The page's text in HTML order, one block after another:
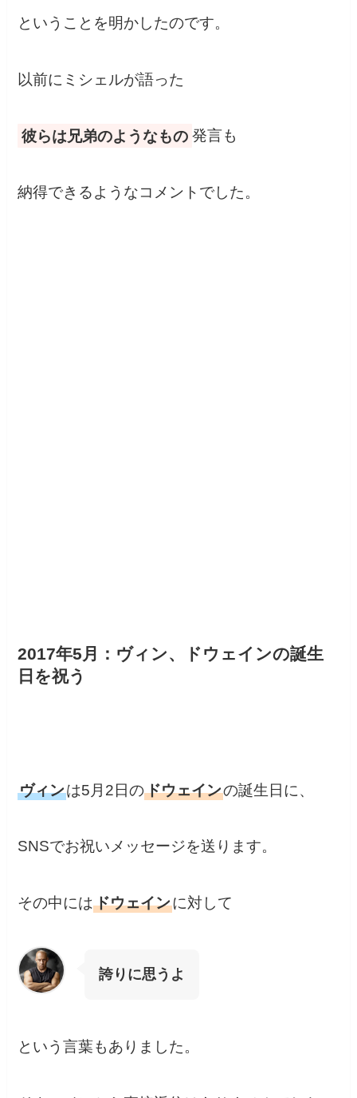
ということを明かしたのです。
以前にミシェルが語った
彼らは兄弟のようなもの 発言も
納得できるようなコメントでした。
2017年5月：ヴィン、ドウェインの誕生
日を祝う
ヴィンは5月2日のドウェインの誕生日に、
SNSでお祝いメッセージを送ります。
その中にはドウェインに対して
誇りに思うよ
という言葉もありました。